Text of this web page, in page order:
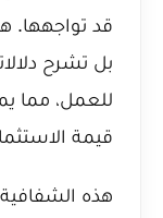
قد تواجهها.
بل تشرح
للعمل، مما
قيمة
هذه